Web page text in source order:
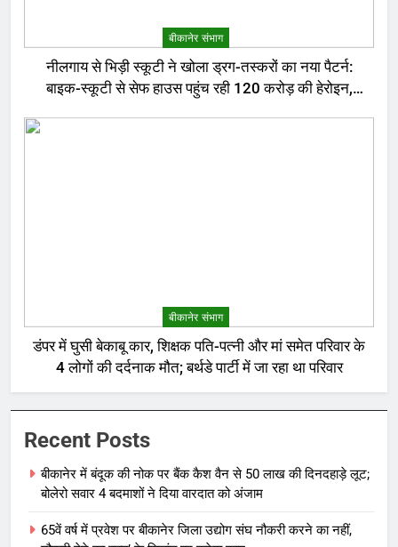
बीकानेर संभाग
नीलगाय से भिड़ी स्कूटी ने खोला ड्रग-तस्करों का नया पैटर्न:
बाइक-स्कूटी से सेफ हाउस पहुंच रही 120 करोड़ की हेरोइन,
बीकानेर संभाग
डंपर में घुसी बेकाबू कार, शिक्षक पति-पत्नी और मां समेत परिवार के
4 लोगों की दर्दनाक मौत; बर्थडे पार्टी में जा रहा था परिवार
Recent Posts
बीकानेर में बंदूक की नोक पर बैंक कैश वैन से 50 लाख की दिनदहाड़े लूट;
बोलेरो सवार 4 बदमाशों ने दिया वारदात को अंजाम
65वें वर्ष में प्रवेश पर बीकानेर जिला उद्योग संघ नौकरी करने का नहीं,